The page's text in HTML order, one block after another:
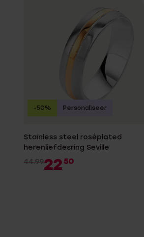
Stainless steel roséplated
herenliefdesring Seville
44.9922 50
-50% Personaliseer